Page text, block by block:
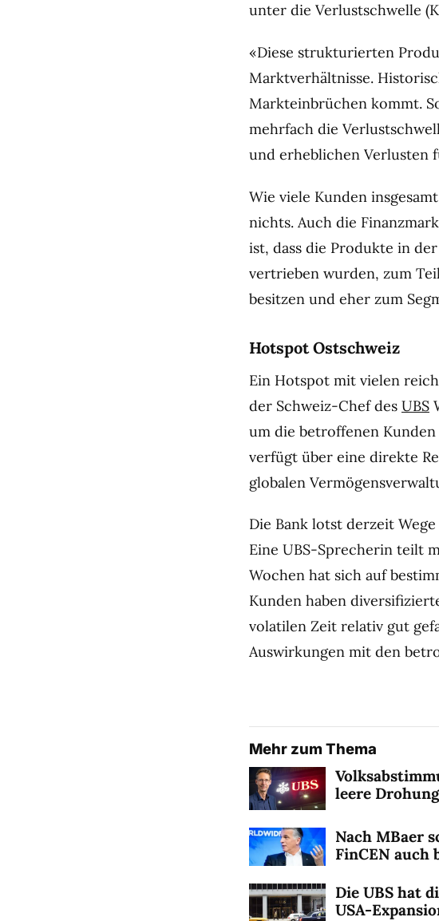
unter die Verlustschwelle
«Diese strukturierten
Marktverhältnisse.
Markteinbrüchen kommt.
mehrfach die
und erheblichen Verlusten
Wie viele Kunden
nichts. Auch die
ist, dass die Produkte in
vertrieben wurden, zum
besitzen und eher zum
Hotspot Ostschweiz
Ein Hotspot mit vielen
der Schweiz-Chef des UBS
um die betroffenen
verfügt über eine direkte
globalen
Die Bank lotst derzeit
Eine UBS-Sprecherin teilt
Wochen hat sich auf
Kunden haben
volatilen Zeit relativ gut
Auswirkungen mit den
Mehr zum Thema
leere
Nach MBaer
FinCEN auch
Die UBS hat
USA-